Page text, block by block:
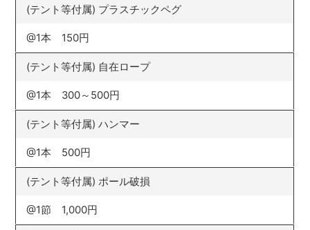
(テント等付属) プラスチックペグ
@1本 150円
(テント等付属) 自在ロープ
@1本 300～500円
(テント等付属) ハンマー
@1本 500円
(テント等付属) ポール破損
@1節 1,000円